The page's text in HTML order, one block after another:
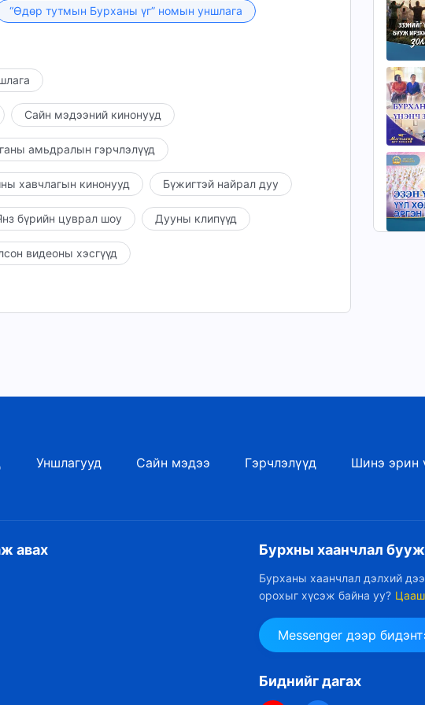
гэсгээх гэх мэт олон арга замаар Бурхан хүнийг
“Өдөр тутмын Бурханы үг” номын уншлага
Сайн мэдээний кинонууд
амьдралын гэрчлэлүүд
хавчлагын кинонууд Бүжигтэй найрал дуу
бүрийн цуврал шоу Дууны клипүүд
видеоны хэсгүүд
Уншлагууд Сайн мэдээ Гэрчлэлүүд Шинэ эрин
авах Бурхны хаанчлал
Бурханы хаанчлал дэлхий
орохыг хүсэж байна уу? Цааш
Messenger дээр
Биднийг дагах